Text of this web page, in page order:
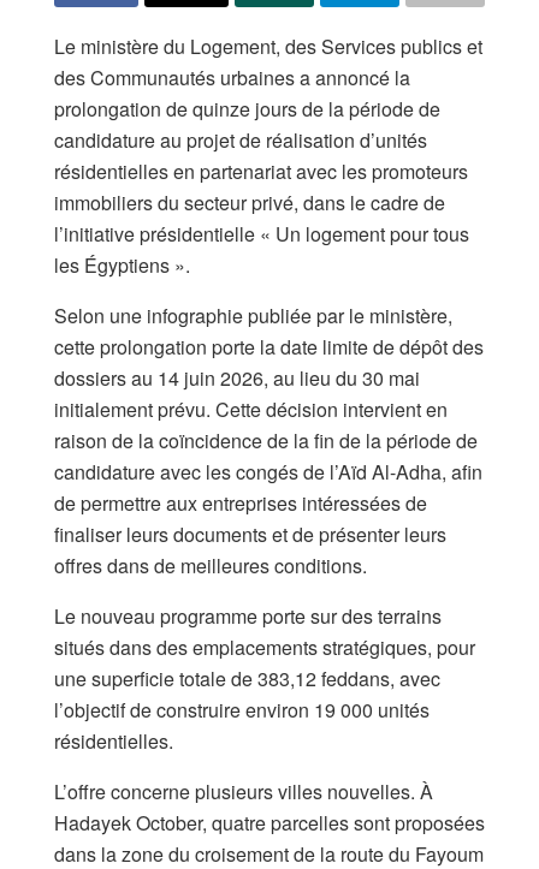
Le ministère du Logement, des Services publics et
des Communautés urbaines a annoncé la
prolongation de quinze jours de la période de
candidature au projet de réalisation d’unités
résidentielles en partenariat avec les promoteurs
immobiliers du secteur privé, dans le cadre de
l’initiative présidentielle « Un logement pour tous
les Égyptiens ».
Selon une infographie publiée par le ministère,
cette prolongation porte la date limite de dépôt des
dossiers au 14 juin 2026, au lieu du 30 mai
initialement prévu. Cette décision intervient en
raison de la coïncidence de la fin de la période de
candidature avec les congés de l’Aïd Al-Adha, afin
de permettre aux entreprises intéressées de
finaliser leurs documents et de présenter leurs
offres dans de meilleures conditions.
Le nouveau programme porte sur des terrains
situés dans des emplacements stratégiques, pour
une superficie totale de 383,12 feddans, avec
l’objectif de construire environ 19 000 unités
résidentielles.
L’offre concerne plusieurs villes nouvelles. À
Hadayek October, quatre parcelles sont proposées
dans la zone du croisement de la route du Fayoum